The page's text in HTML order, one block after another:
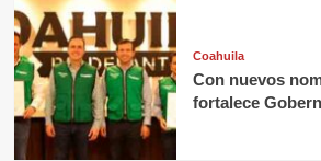
Coahuila
Con nuevos
fortalece